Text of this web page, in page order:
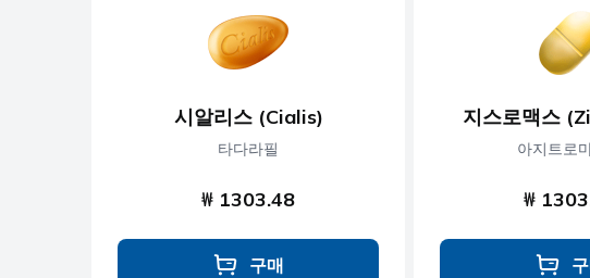
항기생충제
시알리스 (Cialis)
타다라필
₩ 1303.48
구매
지스로맥스
아지트로
₩